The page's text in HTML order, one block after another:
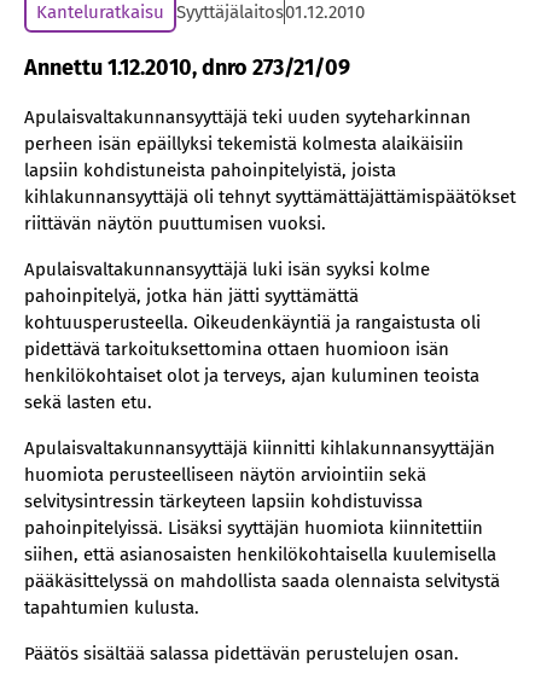
Kanteluratkaisu Syyttäjälaitos01.12.2010
Annettu 1.12.2010, dnro 273/21/09
Apulaisvaltakunnansyyttäjä teki uuden syyteharkinnan
perheen isän epäillyksi tekemistä kolmesta alaikäisiin
lapsiin kohdistuneista pahoinpitelyistä, joista
kihlakunnansyyttäjä oli tehnyt syyttämättäjättämispäätökset
riittävän näytön puuttumisen vuoksi.
Apulaisvaltakunnansyyttäjä luki isän syyksi kolme
pahoinpitelyä, jotka hän jätti syyttämättä
kohtuusperusteella. Oikeudenkäyntiä ja rangaistusta oli
pidettävä tarkoituksettomina ottaen huomioon isän
henkilökohtaiset olot ja terveys, ajan kuluminen teoista
sekä lasten etu.
Apulaisvaltakunnansyyttäjä kiinnitti kihlakunnansyyttäjän
huomiota perusteelliseen näytön arviointiin sekä
selvitysintressin tärkeyteen lapsiin kohdistuvissa
pahoinpitelyissä. Lisäksi syyttäjän huomiota kiinnitettiin
siihen, että asianosaisten henkilökohtaisella kuulemisella
pääkäsittelyssä on mahdollista saada olennaista selvitystä
tapahtumien kulusta.
Päätös sisältää salassa pidettävän perustelujen osan.